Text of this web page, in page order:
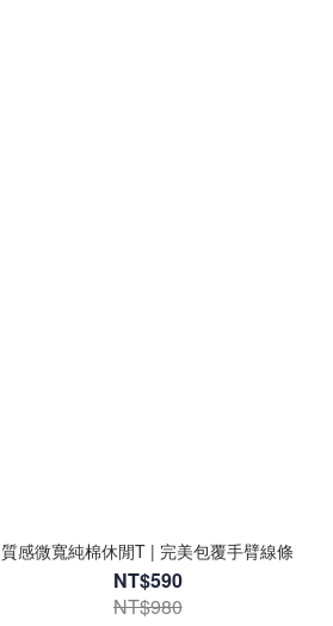
質感微寬純棉休閒T | 完美包覆手臂線條
NT$590
NT$980